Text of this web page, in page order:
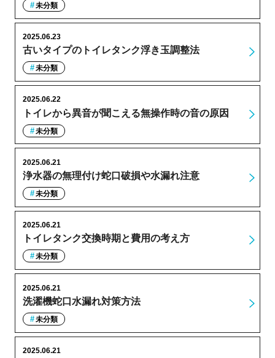
未分類
古いタイプのトイレタンク浮き玉調整法
2025.06.23
未分類
トイレから異音が聞こえる無操作時の音の原因
2025.06.22
未分類
浄水器の無理付け蛇口破損や水漏れ注意
2025.06.21
未分類
トイレタンク交換時期と費用の考え方
2025.06.21
未分類
洗濯機蛇口水漏れ対策方法
2025.06.21
未分類
2025.06.21